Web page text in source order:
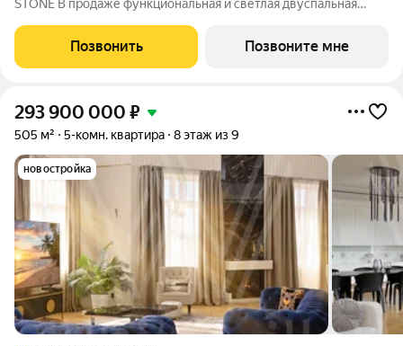
STONE В продаже функциональная и светлая двуспальная
реализации любого дизайн-решения, идеально подходящая
молодым парам, которые только планируют
Позвонить Позвоните мне
293 900 000 ₽
505 м² 5-комн. квартира 8 этаж из 9
новостройка